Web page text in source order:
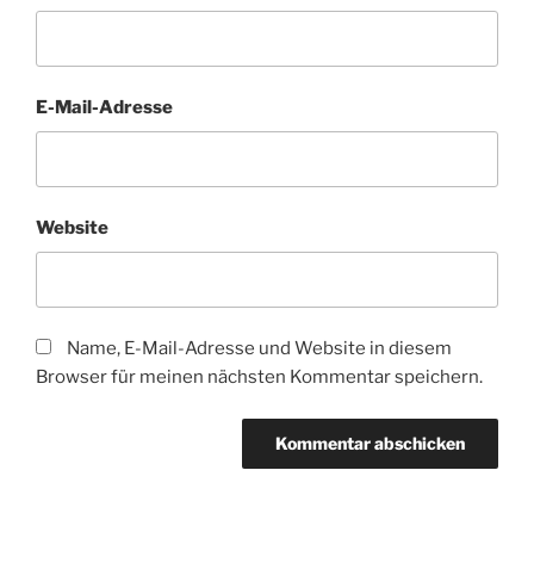
E-Mail-Adresse
Website
Name, E-Mail-Adresse und Website in diesem
Browser für meinen nächsten Kommentar speichern.